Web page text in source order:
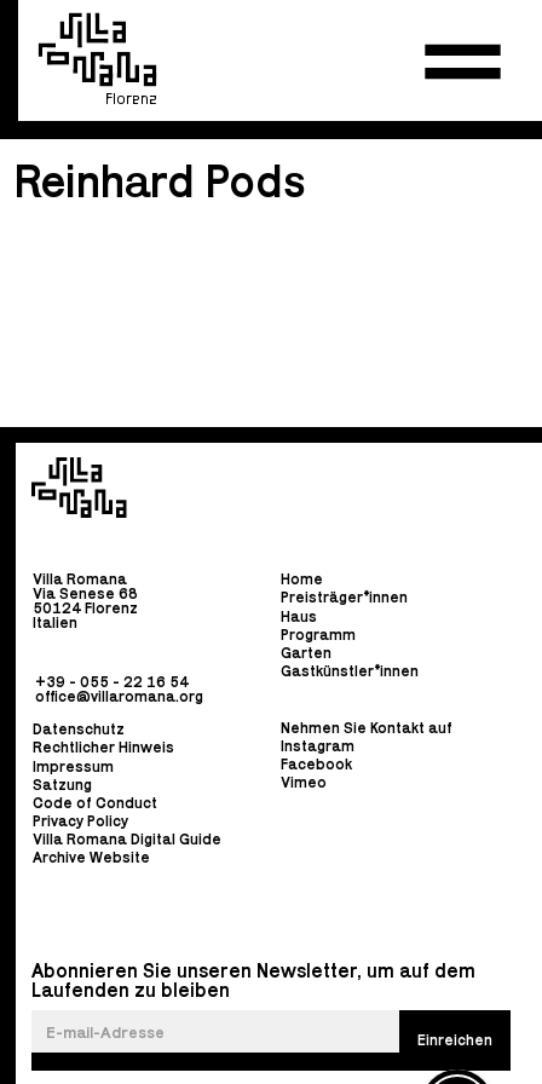
Florenz
Reinhard Pods
Villa Romana
Via Senese 68
50124 Florenz
Italien
+39 - 055 - 22 16 54
office@villaromana.org
Home
Preisträger*innen
Haus
Programm
Garten
Gastkünstler*innen
Datenschutz
Rechtlicher Hinweis
Impressum
Satzung
Code of Conduct
Privacy Policy
Villa Romana Digital Guide
Archive Website
Nehmen Sie Kontakt auf
Instagram
Facebook
Vimeo
Abonnieren Sie unseren Newsletter, um auf dem
Laufenden zu bleiben